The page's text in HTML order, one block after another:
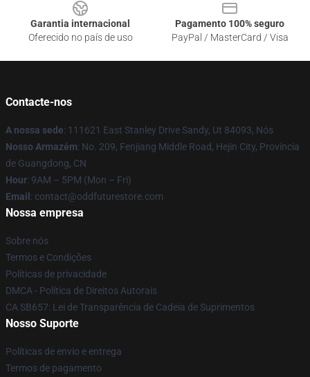
Garantia internacional
Oferecido no país de uso
Pagamento 100% seguro
PayPal / MasterCard / Visa
Contacte-nos
A nossa sede: 111621 East Stanley Drive Sandy, Ut 84093, Nós
Nosso Armazém: No. 209, Fenjiang Middle Road, Hejin City, Província
de Guangdong, CN
Hour: 9AM – 5PM (Mon – Fri)
Email : contact@oddfuturestore.com
Nossa empresa
Sobre nós
Termos e Condições
Políticas de privacidade
DMCA - Política de Direitos Autorais
CA SB657: Lei de Transparência de Cadeia de Suprimentos
Nosso Suporte
Políticas de envio e entrega
Termos de pagamento